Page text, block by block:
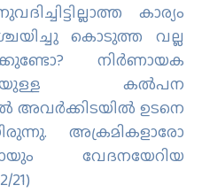
കാര്യം
കൊടുത്ത വല്ല
നിര്‍ണായക
കല്‍പന
അവര്‍ക്കിടയില്‍ ഉടനെ
അക്രമികളാരോ
വേദനയേറിയ